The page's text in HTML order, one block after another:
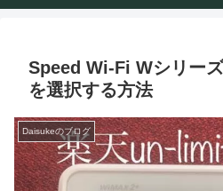
Speed Wi-Fi Wシリー
を選択する方法
Daisukeのブログ